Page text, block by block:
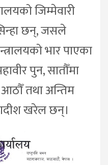
जिम्मेवारी
छन्, जसले
भार पाएका
पुन, सातौँमा
आठौँ तथा अन्तिम
खरेल छन्।